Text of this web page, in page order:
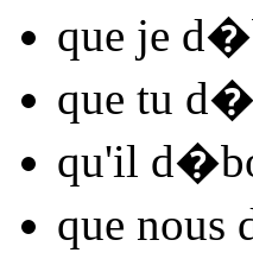
que je
que tu
qu'il
que nous